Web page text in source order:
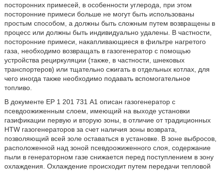
посторонних примесей, в особенности углерода, при этом
посторонние примеси больше не могут быть использованы
простым способом, а должны быть сложным путем возвращены в
процесс или должны быть индивидуально удалены. В частности,
посторонние примеси, накапливающиеся в фильтре нагретого
газа, необходимо возвращать в газогенератор с помощью
устройства рециркуляции (также, в частности, шнековых
транспортеров) или тщательно сжигать в отдельных котлах, для
чего иногда также необходимо подавать вспомогательное
топливо.
В документе ЕР 1 201 731 А1 описан газогенератор с
псевдоожиженным слоем, имеющий на выходе установки
газификации первую и вторую зоны, в отличие от традиционных
HTW газогенераторов за счет наличия зоны возврата,
позволяющий всей золе оставаться в установке. В зоне выбросов,
расположенной над зоной псевдоожиженного слоя, содержание
пыли в генераторном газе снижается перед поступлением в зону
охлаждения. Охлаждение происходит путем передачи тепловой